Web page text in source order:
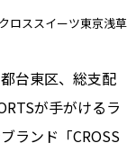
クロススイーツ東京浅草
台東区、総支配
が手がけるラ
ランド「CROSS